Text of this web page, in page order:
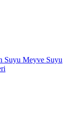
Suyu Meyve Suyu